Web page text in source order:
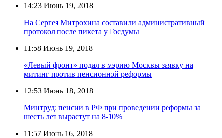
14:23 Июнь 19, 2018
На Сергея Митрохина составили административный
протокол после пикета у Госдумы
11:58 Июнь 19, 2018
«Левый фронт» подал в мэрию Москвы заявку на
митинг против пенсионной реформы
12:53 Июнь 18, 2018
Минтруд: пенсии в РФ при проведении реформы за
шесть лет вырастут на 8-10%
11:57 Июнь 16, 2018